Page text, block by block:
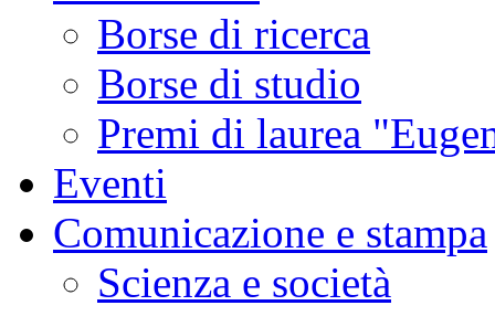
Borse di ricerca
Borse di studio
Premi di laurea
Eventi
Comunicazione e stampa
Scienza e società